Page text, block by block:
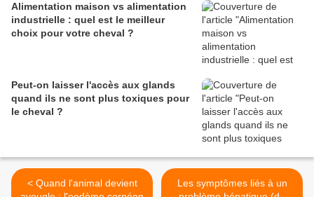
Alimentation maison vs alimentation
industrielle : quel est le meilleur
choix pour votre cheval ?
Peut-on laisser l'accès aux glands
quand ils ne sont plus toxiques pour
le cheval ?
< Quand l'animal devient
Les symptômes liés à un